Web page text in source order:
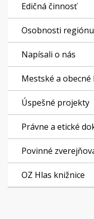
Edičná činnosť
Osobnosti regiónu
Napísali o nás
Mestské a
Úspešné projekty
Právne a etické
Povinné
OZ Hlas knižnice